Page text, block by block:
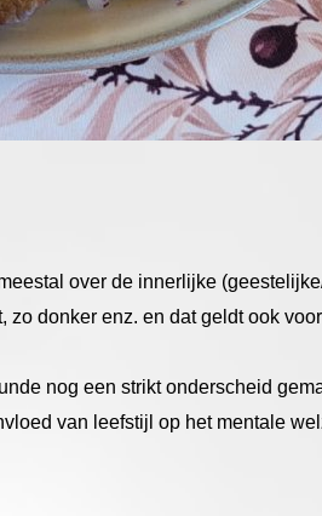
over de innerlijke
donker enz. en dat geldt ook
nog een strikt onderscheid
van leefstijl op het mentale